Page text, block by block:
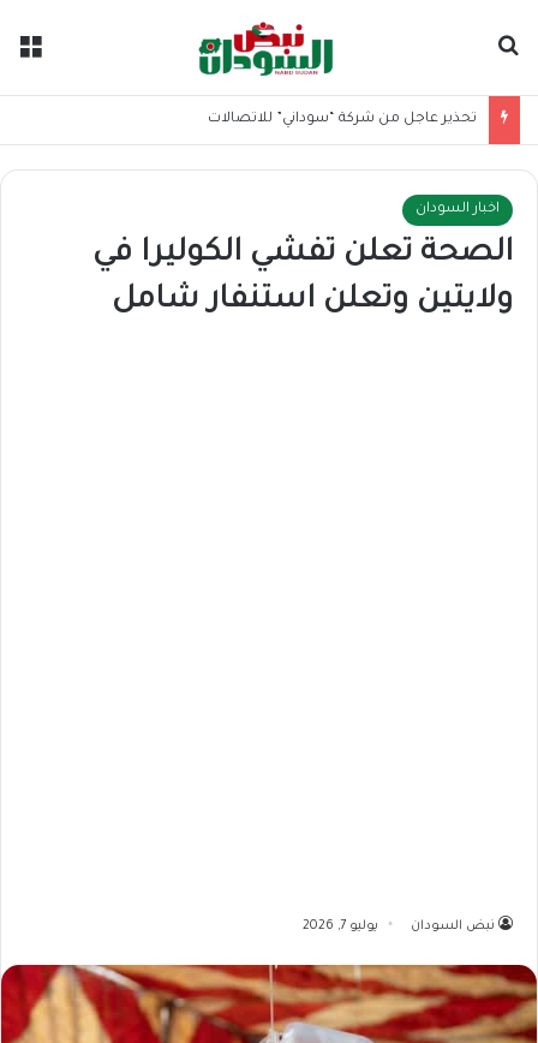
تحذير عاجل من شركة “سوداني” للاتصالات
اخبار السودان
الصحة تعلن تفشي الكوليرا في
ولايتين وتعلن استنفار شامل
نبض السودان يوليو 7, 2026